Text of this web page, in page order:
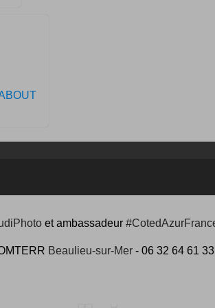
et ambassadeur
Beaulieu-sur-Mer- 06 32 64 61 33